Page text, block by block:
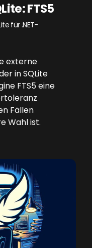
FTS5
für .NET-
externe
in SQLite
FTS5 eine
Fällen
Wahl ist.